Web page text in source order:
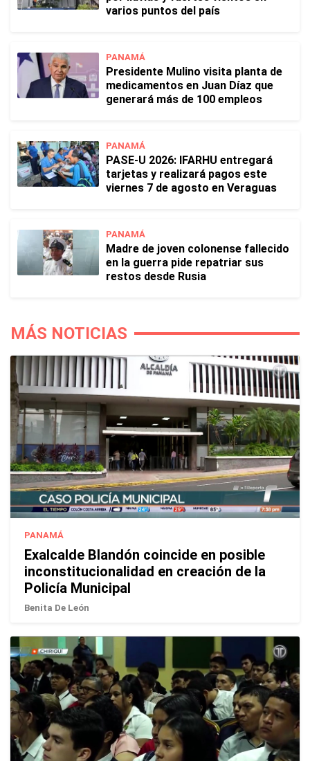
varios puntos del país
PANAMÁ
Presidente Mulino visita planta de
medicamentos en Juan Díaz que
generará más de 100 empleos
PANAMÁ
PASE-U 2026: IFARHU entregará
tarjetas y realizará pagos este
viernes 7 de agosto en Veraguas
PANAMÁ
Madre de joven colonense fallecido
en la guerra pide repatriar sus
restos desde Rusia
MÁS NOTICIAS
PANAMÁ
Exalcalde Blandón coincide en posible
inconstitucionalidad en creación de la
Policía Municipal
Benita De León